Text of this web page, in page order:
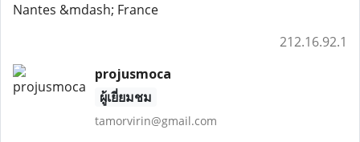
Nantes &mdash; France
212.16.92.1
projusmoca
ผู้เยี่ยมชม
tamorvirin@gmail.com